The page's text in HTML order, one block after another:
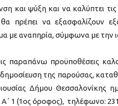
και ψύξη και να καλύπτει
θα πρέπει να εξασφαλίζουν
με αναπηρία, σύμφωνα με την
παραπάνω προϋποθέσεις
της παρούσας,
Δήμου Θεσσαλονίκης
1 (1ος όροφος), τηλέφωνο: